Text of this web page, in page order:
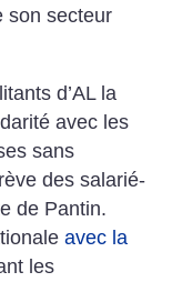
son secteur
d’AL la
avec les
sans
des salarié-
de Pantin.
avec la
les